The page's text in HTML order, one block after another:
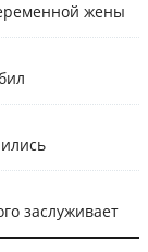
жены
заслуживает